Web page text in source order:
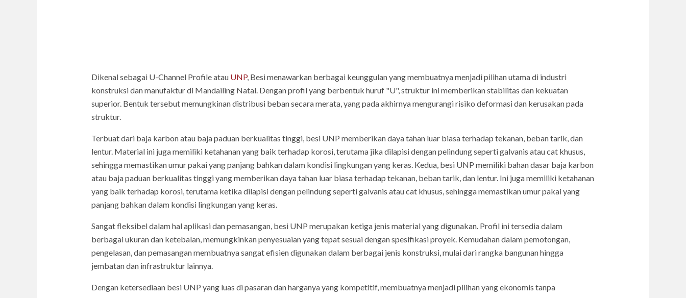
Dikenal sebagai U-Channel Profile atau UNP, Besi menawarkan berbagai keunggulan yang membuatnya menjadi pilihan utama di industri
konstruksi dan manufaktur di Mandailing Natal. Dengan profil yang berbentuk huruf "U", struktur ini memberikan stabilitas dan kekuatan
superior. Bentuk tersebut memungkinan distribusi beban secara merata, yang pada akhirnya mengurangi risiko deformasi dan kerusakan pada
struktur.
Terbuat dari baja karbon atau baja paduan berkualitas tinggi, besi UNP memberikan daya tahan luar biasa terhadap tekanan, beban tarik, dan
lentur. Material ini juga memiliki ketahanan yang baik terhadap korosi, terutama jika dilapisi dengan pelindung seperti galvanis atau cat khusus,
sehingga memastikan umur pakai yang panjang bahkan dalam kondisi lingkungan yang keras. Kedua, besi UNP memiliki bahan dasar baja karbon
atau baja paduan berkualitas tinggi yang memberikan daya tahan luar biasa terhadap tekanan, beban tarik, dan lentur. Ini juga memiliki ketahanan
yang baik terhadap korosi, terutama ketika dilapisi dengan pelindung seperti galvanis atau cat khusus, sehingga memastikan umur pakai yang
panjang bahkan dalam kondisi lingkungan yang keras.
Sangat fleksibel dalam hal aplikasi dan pemasangan, besi UNP merupakan ketiga jenis material yang digunakan. Profil ini tersedia dalam
berbagai ukuran dan ketebalan, memungkinkan penyesuaian yang tepat sesuai dengan spesifikasi proyek. Kemudahan dalam pemotongan,
pengelasan, dan pemasangan membuatnya sangat efisien digunakan dalam berbagai jenis konstruksi, mulai dari rangka bangunan hingga
jembatan dan infrastruktur lainnya.
Dengan ketersediaan besi UNP yang luas di pasaran dan harganya yang kompetitif, membuatnya menjadi pilihan yang ekonomis tanpa